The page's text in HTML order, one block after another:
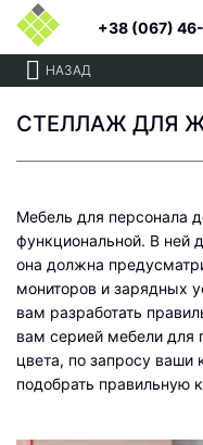
+38 (067)
НАЗАД
СТЕЛЛАЖ ДЛЯ
Мебель для персонала
функциональной. В ней
она должна
мониторов и зарядных
вам разработать
вам серией мебели для
цвета, по запросу ваши
подобрать правильную